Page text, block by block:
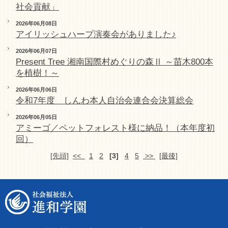
社会貢献」
2026年06月08日
アイリッシュハープ演奏会がありました♪
2026年06月07日
Present Tree 湘南国際村めぐりの森Ⅱ ～苗木800本
を植樹！～
2026年06月06日
令和7年度 しんわ本人自治会連合会決算総会
2026年06月05日
アミーゴ／ペットフォレスト様に納品！（本年度初
回）
[先頭] << 1 2 [3] 4 5 >> [最後]